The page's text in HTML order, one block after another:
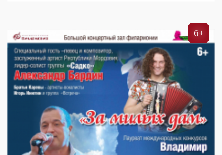
6+